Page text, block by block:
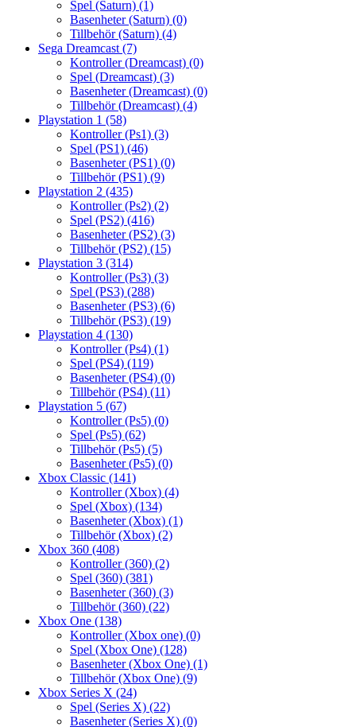
Spel (Saturn) (1)
Basenheter (Saturn) (0)
Tillbehör (Saturn) (4)
Sega Dreamcast (7)
Kontroller (Dreamcast) (0)
Spel (Dreamcast) (3)
Basenheter (Dreamcast) (0)
Tillbehör (Dreamcast) (4)
Playstation 1 (58)
Kontroller (Ps1) (3)
Spel (PS1) (46)
Basenheter (PS1) (0)
Tillbehör (PS1) (9)
Playstation 2 (435)
Kontroller (Ps2) (2)
Spel (PS2) (416)
Basenheter (PS2) (3)
Tillbehör (PS2) (15)
Playstation 3 (314)
Kontroller (Ps3) (3)
Spel (PS3) (288)
Basenheter (PS3) (6)
Tillbehör (PS3) (19)
Playstation 4 (130)
Kontroller (Ps4) (1)
Spel (PS4) (119)
Basenheter (PS4) (0)
Tillbehör (PS4) (11)
Playstation 5 (67)
Kontroller (Ps5) (0)
Spel (Ps5) (62)
Tillbehör (Ps5) (5)
Basenheter (Ps5) (0)
Xbox Classic (141)
Kontroller (Xbox) (4)
Spel (Xbox) (134)
Basenheter (Xbox) (1)
Tillbehör (Xbox) (2)
Xbox 360 (408)
Kontroller (360) (2)
Spel (360) (381)
Basenheter (360) (3)
Tillbehör (360) (22)
Xbox One (138)
Kontroller (Xbox one) (0)
Spel (Xbox One) (128)
Basenheter (Xbox One) (1)
Tillbehör (Xbox One) (9)
Xbox Series X (24)
Spel (Series X) (22)
Basenheter (Series X) (0)